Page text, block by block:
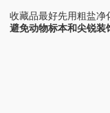
收藏品最好先用粗盐净
避免动物标本和尖锐装